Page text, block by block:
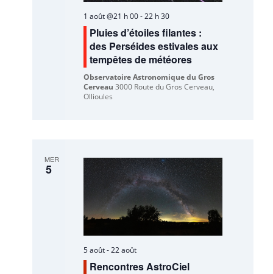
1 août @21 h 00-22 h 30
Pluies d’étoiles filantes :
des Perséides estivales aux
tempêtes de météores
Observatoire Astronomique du Gros
Cerveau3000 Route du Gros Cerveau,
Ollioules
MER
5
5 août-22 août
Rencontres AstroCiel